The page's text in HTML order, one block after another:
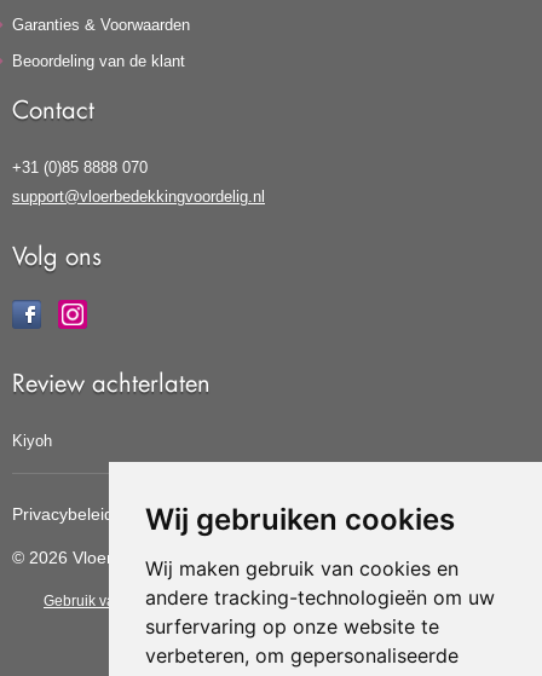
Wij gebruiken cookies
Wij maken gebruik van cookies en
andere tracking-technologieën om uw
surfervaring op onze website te
verbeteren, om gepersonaliseerde
Garanties & Voorwaarden
Beoordeling van de klant
Contact
+31 (0)85 8888 070
support@vloerbedekkingvoordelig.nl
Volg ons
Review achterlaten
Kiyoh
Privacybeleid Cookiebeleid Update cookies voorkeuren
© 2026 Vloerbedekkingvoordelig
Gebruik van deze site betekent dat u dealgemene voorwaarden van CBW
erkende woonwinkels accepteert.